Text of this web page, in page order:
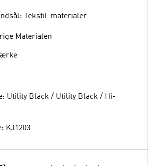
Tekstil-materialer
Materialen
Utility Black / Utility Black / Hi-
KJ1203